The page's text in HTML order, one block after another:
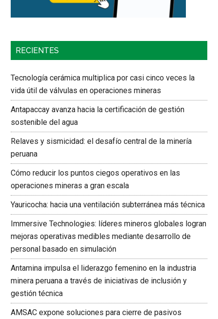
RECIENTES
Tecnología cerámica multiplica por casi cinco veces la
vida útil de válvulas en operaciones mineras
Antapaccay avanza hacia la certificación de gestión
sostenible del agua
Relaves y sismicidad: el desafío central de la minería
peruana
Cómo reducir los puntos ciegos operativos en las
operaciones mineras a gran escala
Yauricocha: hacia una ventilación subterránea más técnica
Immersive Technologies: líderes mineros globales logran
mejoras operativas medibles mediante desarrollo de
personal basado en simulación
Antamina impulsa el liderazgo femenino en la industria
minera peruana a través de iniciativas de inclusión y
gestión técnica
AMSAC expone soluciones para cierre de pasivos